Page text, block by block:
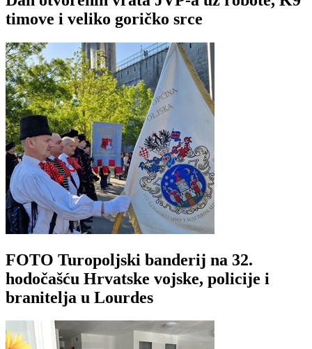
timove i veliko goričko srce
FOTO Turopoljski banderij na 32.
hodočašću Hrvatske vojske, policije i
branitelja u Lourdes